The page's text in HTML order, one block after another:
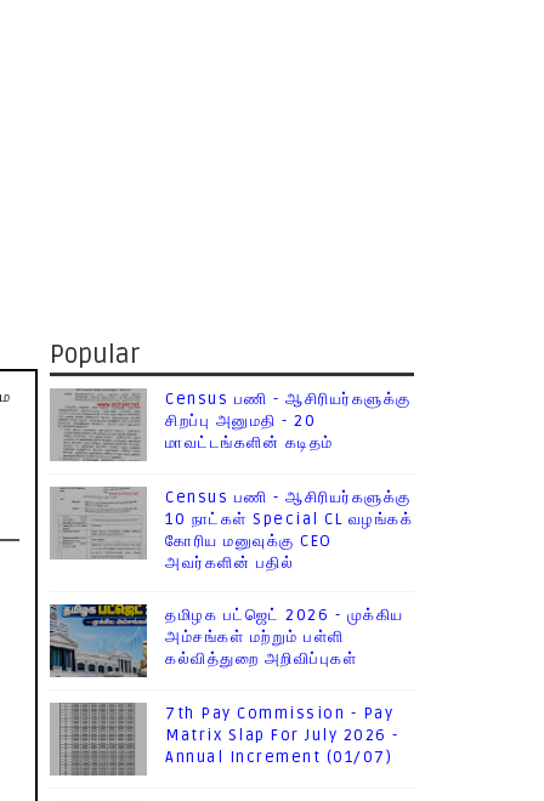
Popular
Census பணி - ஆசிரியர்களுக்கு
சிறப்பு அனுமதி - 20
மாவட்டங்களின் கடிதம்
Census பணி - ஆசிரியர்களுக்கு
10 நாட்கள் Special CL வழங்கக்
கோரிய மனுவுக்கு CEO
அவர்களின் பதில்
தமிழக பட்ஜெட் 2026 - முக்கிய
அம்சங்கள் மற்றும் பள்ளி
கல்வித்துறை அறிவிப்புகள்
7th Pay Commission - Pay
Matrix Slap For July 2026 -
Annual Increment (01/07)